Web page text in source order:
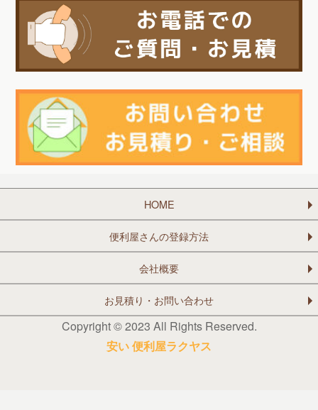
HOME
便利屋さんの登録方法
会社概要
お見積り・お問い合わせ
Copyright © 2023 All Rights Reserved.
安い 便利屋ラクヤス